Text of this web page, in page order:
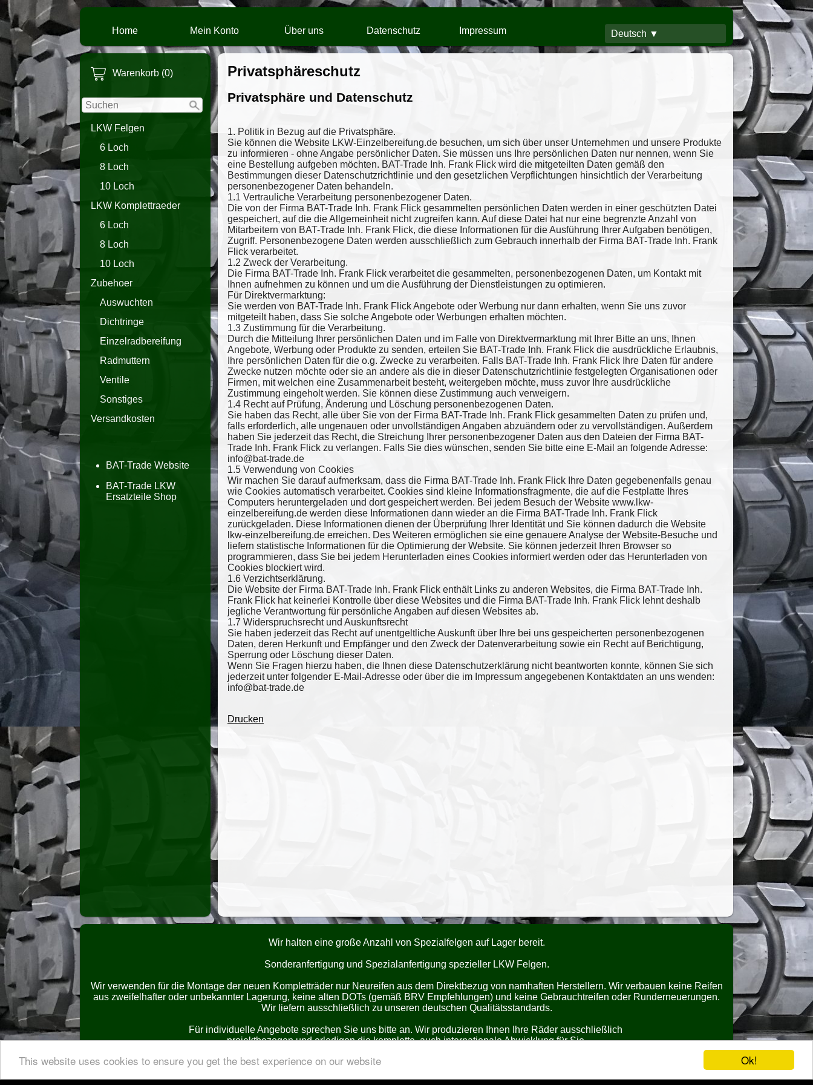
Ok!
This website uses cookies to ensure you get the best experience on our website
Deutsch ▼
Home Mein Konto Über uns Datenschutz Impressum
Warenkorb (0)
LKW Felgen
6 Loch
8 Loch
10 Loch
LKW Komplettraeder
6 Loch
8 Loch
10 Loch
Zubehoer
Auswuchten
Dichtringe
Einzelradbereifung
Radmuttern
Ventile
Sonstiges
Versandkosten
BAT-Trade Website
BAT-Trade LKW
Ersatzteile Shop
Privatsphäreschutz
Privatsphäre und Datenschutz
1. Politik in Bezug auf die Privatsphäre.
Sie können die Website LKW-Einzelbereifung.de besuchen, um sich über unser Unternehmen und unsere Produkte
zu informieren - ohne Angabe persönlicher Daten. Sie müssen uns Ihre persönlichen Daten nur nennen, wenn Sie
eine Bestellung aufgeben möchten. BAT-Trade Inh. Frank Flick wird die mitgeteilten Daten gemäß den
Bestimmungen dieser Datenschutzrichtlinie und den gesetzlichen Verpflichtungen hinsichtlich der Verarbeitung
personenbezogener Daten behandeln.
1.1 Vertrauliche Verarbeitung personenbezogener Daten.
Die von der Firma BAT-Trade Inh. Frank Flick gesammelten persönlichen Daten werden in einer geschützten Datei
gespeichert, auf die die Allgemeinheit nicht zugreifen kann. Auf diese Datei hat nur eine begrenzte Anzahl von
Mitarbeitern von BAT-Trade Inh. Frank Flick, die diese Informationen für die Ausführung Ihrer Aufgaben benötigen,
Zugriff. Personenbezogene Daten werden ausschließlich zum Gebrauch innerhalb der Firma BAT-Trade Inh. Frank
Flick verarbeitet.
1.2 Zweck der Verarbeitung.
Die Firma BAT-Trade Inh. Frank Flick verarbeitet die gesammelten, personenbezogenen Daten, um Kontakt mit
Ihnen aufnehmen zu können und um die Ausführung der Dienstleistungen zu optimieren.
Für Direktvermarktung:
Sie werden von BAT-Trade Inh. Frank Flick Angebote oder Werbung nur dann erhalten, wenn Sie uns zuvor
mitgeteilt haben, dass Sie solche Angebote oder Werbungen erhalten möchten.
1.3 Zustimmung für die Verarbeitung.
Durch die Mitteilung Ihrer persönlichen Daten und im Falle von Direktvermarktung mit Ihrer Bitte an uns, Ihnen
Angebote, Werbung oder Produkte zu senden, erteilen Sie BAT-Trade Inh. Frank Flick die ausdrückliche Erlaubnis,
Ihre persönlichen Daten für die o.g. Zwecke zu verarbeiten. Falls BAT-Trade Inh. Frank Flick Ihre Daten für andere
Zwecke nutzen möchte oder sie an andere als die in dieser Datenschutzrichtlinie festgelegten Organisationen oder
Firmen, mit welchen eine Zusammenarbeit besteht, weitergeben möchte, muss zuvor Ihre ausdrückliche
Zustimmung eingeholt werden. Sie können diese Zustimmung auch verweigern.
1.4 Recht auf Prüfung, Änderung und Löschung personenbezogenen Daten.
Sie haben das Recht, alle über Sie von der Firma BAT-Trade Inh. Frank Flick gesammelten Daten zu prüfen und,
falls erforderlich, alle ungenauen oder unvollständigen Angaben abzuändern oder zu vervollständigen. Außerdem
haben Sie jederzeit das Recht, die Streichung Ihrer personenbezogener Daten aus den Dateien der Firma BAT-
Trade Inh. Frank Flick zu verlangen. Falls Sie dies wünschen, senden Sie bitte eine E-Mail an folgende Adresse:
info@bat-trade.de
1.5 Verwendung von Cookies
Wir machen Sie darauf aufmerksam, dass die Firma BAT-Trade Inh. Frank Flick Ihre Daten gegebenenfalls genau
wie Cookies automatisch verarbeitet. Cookies sind kleine Informationsfragmente, die auf die Festplatte Ihres
Computers heruntergeladen und dort gespeichert werden. Bei jedem Besuch der Website www.lkw-
einzelbereifung.de werden diese Informationen dann wieder an die Firma BAT-Trade Inh. Frank Flick
zurückgeladen. Diese Informationen dienen der Überprüfung Ihrer Identität und Sie können dadurch die Website
lkw-einzelbereifung.de erreichen. Des Weiteren ermöglichen sie eine genauere Analyse der Website-Besuche und
liefern statistische Informationen für die Optimierung der Website. Sie können jederzeit Ihren Browser so
programmieren, dass Sie bei jedem Herunterladen eines Cookies informiert werden oder das Herunterladen von
Cookies blockiert wird.
1.6 Verzichtserklärung.
Die Website der Firma BAT-Trade Inh. Frank Flick enthält Links zu anderen Websites, die Firma BAT-Trade Inh.
Frank Flick hat keinerlei Kontrolle über diese Websites und die Firma BAT-Trade Inh. Frank Flick lehnt deshalb
jegliche Verantwortung für persönliche Angaben auf diesen Websites ab.
1.7 Widerspruchsrecht und Auskunftsrecht
Sie haben jederzeit das Recht auf unentgeltliche Auskunft über Ihre bei uns gespeicherten personenbezogenen
Daten, deren Herkunft und Empfänger und den Zweck der Datenverarbeitung sowie ein Recht auf Berichtigung,
Sperrung oder Löschung dieser Daten.
Wenn Sie Fragen hierzu haben, die Ihnen diese Datenschutzerklärung nicht beantworten konnte, können Sie sich
jederzeit unter folgender E-Mail-Adresse oder über die im Impressum angegebenen Kontaktdaten an uns wenden:
info@bat-trade.de
Drucken
Wir halten eine große Anzahl von Spezialfelgen auf Lager bereit.
Sonderanfertigung und Spezialanfertigung spezieller LKW Felgen.
Wir verwenden für die Montage der neuen Kompletträder nur Neureifen aus dem Direktbezug von namhaften Herstellern. Wir verbauen keine Reifen
aus zweifelhafter oder unbekannter Lagerung, keine alten DOTs (gemäß BRV Empfehlungen) und keine Gebrauchtreifen oder Runderneuerungen.
Wir liefern ausschließlich zu unseren deutschen Qualitätsstandards.
Für individuelle Angebote sprechen Sie uns bitte an. Wir produzieren Ihnen Ihre Räder ausschließlich
projektbezogen und erledigen die komplette, auch internationale Abwicklung für Sie.
TÜV Abnahmen und Eintragungen in Einzelabnahme nach §19.2 sind durch uns möglich.